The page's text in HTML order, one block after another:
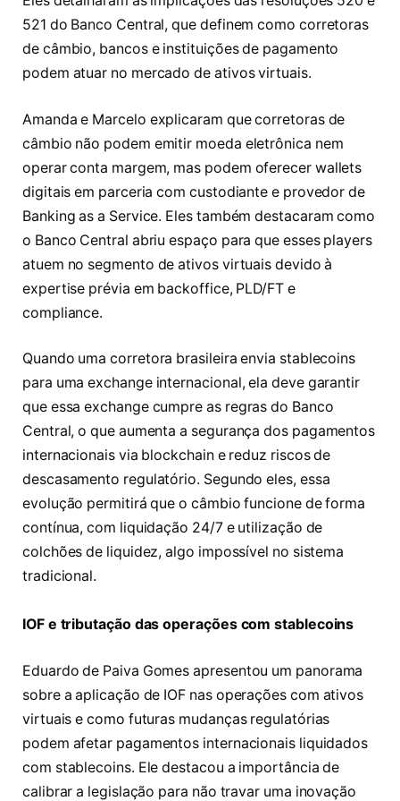
521 do Banco Central, que definem como corretoras
de câmbio, bancos e instituições de pagamento
podem atuar no mercado de ativos virtuais.
Amanda e Marcelo explicaram que corretoras de
câmbio não podem emitir moeda eletrônica nem
operar conta margem, mas podem oferecer wallets
digitais em parceria com custodiante e provedor de
Banking as a Service. Eles também destacaram como
o Banco Central abriu espaço para que esses players
atuem no segmento de ativos virtuais devido à
expertise prévia em backoffice, PLD/FT e
compliance.
Quando uma corretora brasileira envia stablecoins
para uma exchange internacional, ela deve garantir
que essa exchange cumpre as regras do Banco
Central, o que aumenta a segurança dos pagamentos
internacionais via blockchain e reduz riscos de
descasamento regulatório. Segundo eles, essa
evolução permitirá que o câmbio funcione de forma
contínua, com liquidação 24/7 e utilização de
colchões de liquidez, algo impossível no sistema
tradicional.
IOF e tributação das operações com stablecoins
Eduardo de Paiva Gomes apresentou um panorama
sobre a aplicação de IOF nas operações com ativos
virtuais e como futuras mudanças regulatórias
podem afetar pagamentos internacionais liquidados
com stablecoins. Ele destacou a importância de
calibrar a legislação para não travar uma inovação